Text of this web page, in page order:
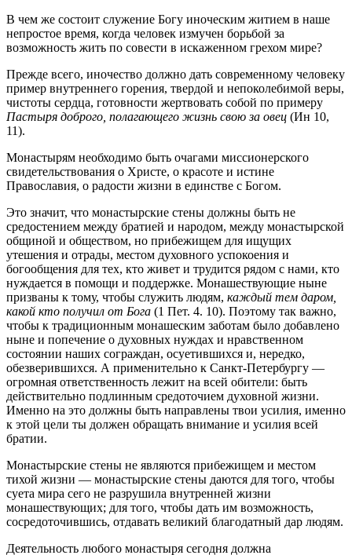
В чем же состоит служение Богу иноческим житием в наше
непростое время, когда человек измучен борьбой за
возможность жить по совести в искаженном грехом мире?
Прежде всего, иночество должно дать современному человеку
пример внутреннего горения, твердой и непоколебимой веры,
чистоты сердца, готовности жертвовать собой по примеру
Пастыря доброго, полагающего жизнь свою за овец (Ин 10,
11).
Монастырям необходимо быть очагами миссионерского
свидетельствования о Христе, о красоте и истине
Православия, о радости жизни в единстве с Богом.
Это значит, что монастырские стены должны быть не
средостением между братией и народом, между монастырской
общиной и обществом, но прибежищем для ищущих
утешения и отрады, местом духовного успокоения и
богообщения для тех, кто живет и трудится рядом с нами, кто
нуждается в помощи и поддержке. Монашествующие ныне
призваны к тому, чтобы служить людям, каждый тем даром,
какой кто получил от Бога (1 Пет. 4. 10). Поэтому так важно,
чтобы к традиционным монашеским заботам было добавлено
ныне и попечение о духовных нуждах и нравственном
состоянии наших сограждан, осуетившихся и, нередко,
обезверившихся. А применительно к Санкт-Петербургу —
огромная ответственность лежит на всей обители: быть
действительно подлинным средоточием духовной жизни.
Именно на это должны быть направлены твои усилия, именно
к этой цели ты должен обращать внимание и усилия всей
братии.
Монастырские стены не являются прибежищем и местом
тихой жизни — монастырские стены даются для того, чтобы
суета мира сего не разрушила внутренней жизни
монашествующих; для того, чтобы дать им возможность,
сосредоточившись, отдавать великий благодатный дар людям.
Деятельность любого монастыря сегодня должна